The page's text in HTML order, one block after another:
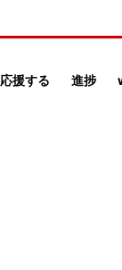
応援する 進捗